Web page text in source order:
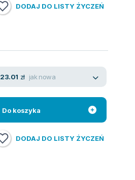
DODAJ DO LISTY ŻYCZEŃ
23.01 zł jak nowa
Do koszyka
DODAJ DO LISTY ŻYCZEŃ